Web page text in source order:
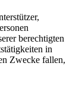
berechtigten
in
Zwecke fallen,